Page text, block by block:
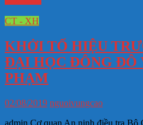
CT - XH
KHỞI TỐ HIỆU
ĐẠI HỌC ĐÔNG ĐÔ
PHẠM
02/08/2019 nguoivungcao
admin Cơ quan An ninh điều tra Bộ